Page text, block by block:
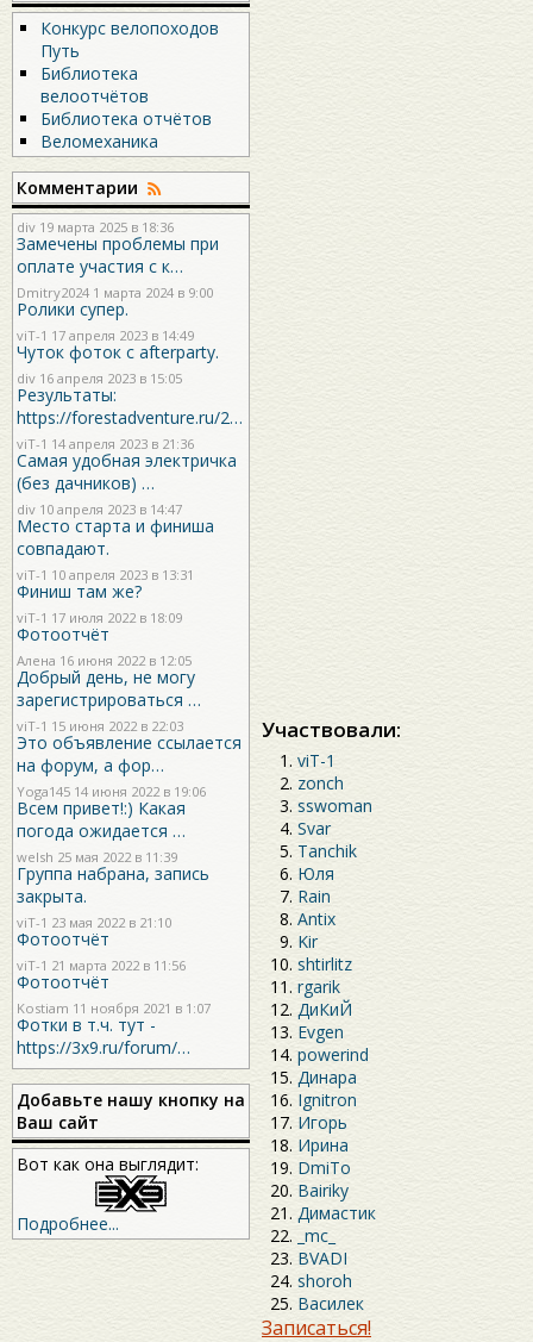
Конкурс велопоходов
Путь
Библиотека
велоотчётов
Библиотека отчётов
Веломеханика
Комментарии
div 19 марта 2025 в 18:36
Замечены проблемы при
оплате участия с к…
Dmitry2024 1 марта 2024 в 9:00
Ролики супер.
viT-1 17 апреля 2023 в 14:49
Чуток фоток с afterparty.
div 16 апреля 2023 в 15:05
Результаты:
https://forestadventure.ru/2…
viT-1 14 апреля 2023 в 21:36
Самая удобная электричка
(без дачников) …
div 10 апреля 2023 в 14:47
Место старта и финиша
совпадают.
viT-1 10 апреля 2023 в 13:31
Финиш там же?
viT-1 17 июля 2022 в 18:09
Фотоотчёт
Алена 16 июня 2022 в 12:05
Добрый день, не могу
зарегистрироваться …
viT-1 15 июня 2022 в 22:03
Это объявление ссылается
на форум, а фор…
Yoga145 14 июня 2022 в 19:06
Всем привет!:) Какая
погода ожидается …
welsh 25 мая 2022 в 11:39
Группа набрана, запись
закрыта.
viT-1 23 мая 2022 в 21:10
Фотоотчёт
viT-1 21 марта 2022 в 11:56
Фотоотчёт
Kostiam 11 ноября 2021 в 1:07
Фотки в т.ч. тут -
https://3x9.ru/forum/…
Добавьте нашу кнопку на
Ваш сайт
Вот как она выглядит:
Подробнее...
Участвовали:
viT-1
zonch
sswoman
Svar
Tanchik
Юля
Rain
Antix
Kir
shtirlitz
rgarik
ДиКиЙ
Evgen
powerind
Динара
Ignitron
Игорь
Ирина
DmiTo
Bairiky
Димастик
_mc_
BVADI
shoroh
Василек
Записаться!